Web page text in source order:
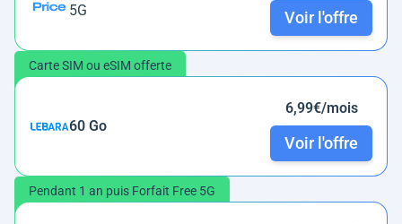
5G
Voir l'offre
Carte SIM ou eSIM offerte
60 Go
6,99€/mois
Voir l'offre
Pendant 1 an puis Forfait Free 5G